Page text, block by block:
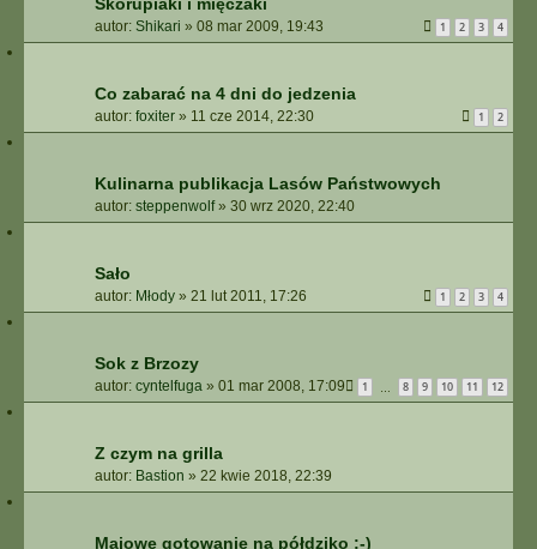
autor: Shikari » 08 mar 2009, 19:43 1 2 3 4
Co zabarać na 4 dni do jedzenia
autor: foxiter » 11 cze 2014, 22:30 1 2
Kulinarna publikacja Lasów Państwowych
autor: steppenwolf» 30 wrz 2020, 22:40
Sało
autor: Młody » 21 lut 2011, 17:26 1 2 3 4
Sok z Brzozy
autor: cyntelfuga » 01 mar 2008, 17:09 1 8 9 10 11 12
Z czym na grilla
autor: Bastion » 22 kwie 2018, 22:39
Majowe gotowanie na półdziko :-)